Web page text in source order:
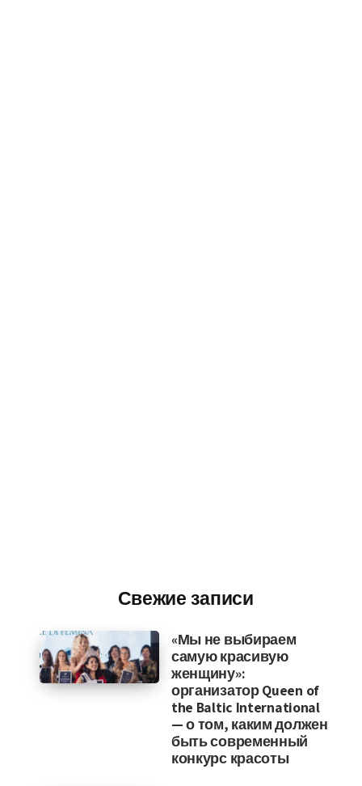
Свежие записи
«Мы не выбираем
самую красивую
женщину»:
организатор Queen of
the Baltic International
— о том, каким должен
быть современный
конкурс красоты